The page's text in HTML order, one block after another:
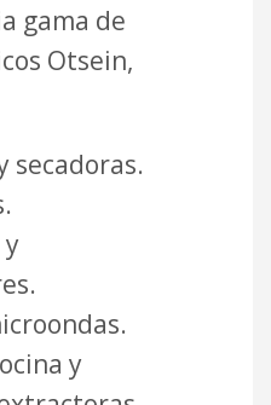
gama de
Otsein,
secadoras.
y
y